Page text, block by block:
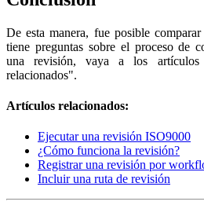
De esta manera, fue posible
tiene preguntas sobre el proceso de
una revisión, vaya a los
relacionados".
Artículos relacionados:
Ejecutar una revisión ISO9000
¿Cómo funciona la revisión?
Registrar una revisión por
Incluir una ruta de revisión